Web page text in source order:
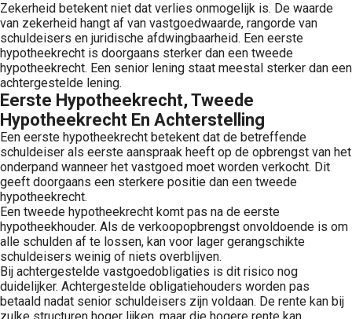
Zekerheid betekent niet dat verlies onmogelijk is. De waarde
van zekerheid hangt af van vastgoedwaarde, rangorde van
schuldeisers en juridische afdwingbaarheid. Een eerste
hypotheekrecht is doorgaans sterker dan een tweede
hypotheekrecht. Een senior lening staat meestal sterker dan een
achtergestelde lening.
Eerste Hypotheekrecht, Tweede
Hypotheekrecht En Achterstelling
Een eerste hypotheekrecht betekent dat de betreffende
schuldeiser als eerste aanspraak heeft op de opbrengst van het
onderpand wanneer het vastgoed moet worden verkocht. Dit
geeft doorgaans een sterkere positie dan een tweede
hypotheekrecht.
Een tweede hypotheekrecht komt pas na de eerste
hypotheekhouder. Als de verkoopopbrengst onvoldoende is om
alle schulden af te lossen, kan voor lager gerangschikte
schuldeisers weinig of niets overblijven.
Bij achtergestelde vastgoedobligaties is dit risico nog
duidelijker. Achtergestelde obligatiehouders worden pas
betaald nadat senior schuldeisers zijn voldaan. De rente kan bij